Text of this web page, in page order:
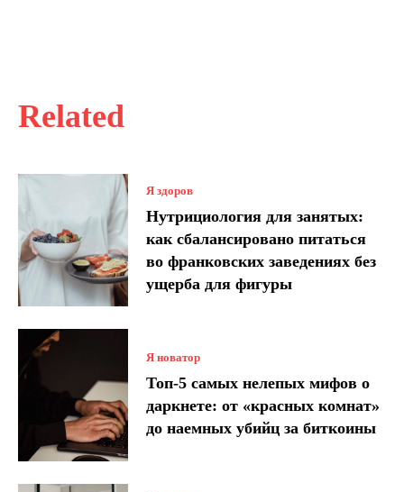
Related
Я здоров
Нутрициология для занятых:
как сбалансировано питаться
во франковских заведениях без
ущерба для фигуры
Я новатор
Топ-5 самых нелепых мифов о
даркнете: от «красных комнат»
до наемных убийц за биткоины